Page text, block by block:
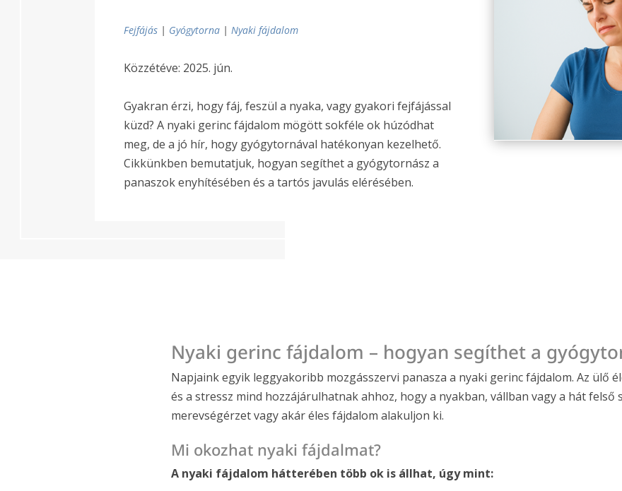
Fejfájás| Gyógytorna| Nyaki fájdalom
Közzétéve: 2025. jún.
Gyakran érzi, hogy fáj, feszül a nyaka, vagy gyakori fejfájással
küzd? A nyaki gerinc fájdalom mögött sokféle ok húzódhat
meg, de a jó hír, hogy gyógytornával hatékonyan kezelhető.
Cikkünkben bemutatjuk, hogyan segíthet a gyógytornász a
panaszok enyhítésében és a tartós javulás elérésében.
Nyaki gerinc fájdalom – hogyan segíthet a
Napjaink egyik leggyakoribb mozgásszervi panasza a nyaki gerinc fájdalom. Az ülő
és a stressz mind hozzájárulhatnak ahhoz, hogy a nyakban, vállban vagy a hát felső
merevségérzet vagy akár éles fájdalom alakuljon ki.
Mi okozhat nyaki fájdalmat?
A nyaki fájdalom hátterében több ok is állhat, úgy mint: